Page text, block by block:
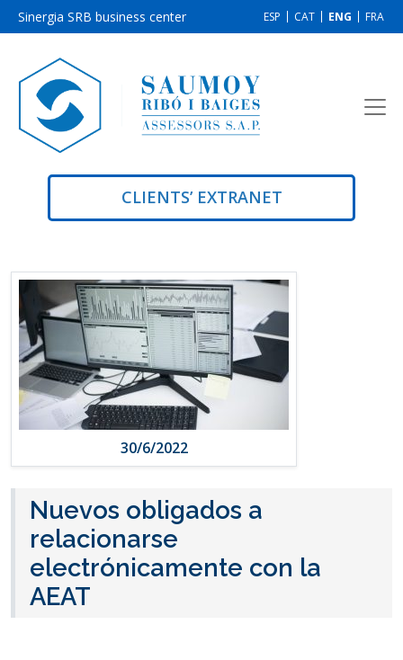
Sinergia SRB business center ESP CAT ENG FRA
CLIENTS’ EXTRANET
30/6/2022
Nuevos obligados a
relacionarse
electrónicamente con la
AEAT